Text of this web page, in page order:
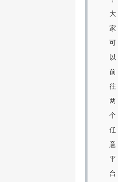
大
家
可
以
前
往
两
个
任
意
平
台